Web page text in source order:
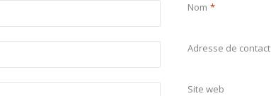
Nom *
Adresse de contact
Site web